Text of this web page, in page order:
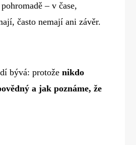
– v čase,
často nemají ani závěr.
bývá: protože nikdo
a jak poznáme, že